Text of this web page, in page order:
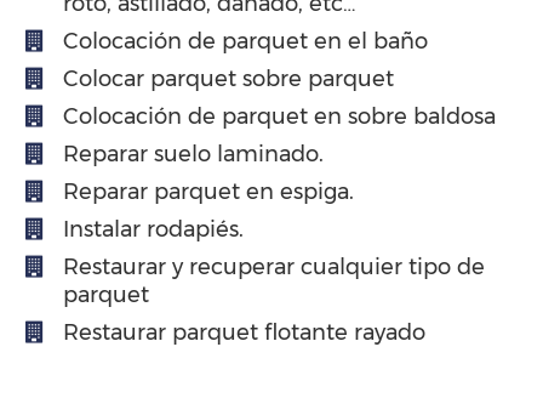
Colocación de parquet en el baño
Colocar parquet sobre parquet
Colocación de parquet en sobre baldosa
Reparar suelo laminado.
Reparar parquet en espiga.
Instalar rodapiés.
Restaurar y recuperar cualquier tipo de
parquet
Restaurar parquet flotante rayado